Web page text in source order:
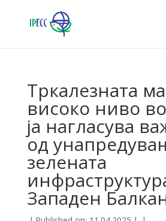
Тркалезната
високо ниво
ја нагласува
од
зелената
Западен